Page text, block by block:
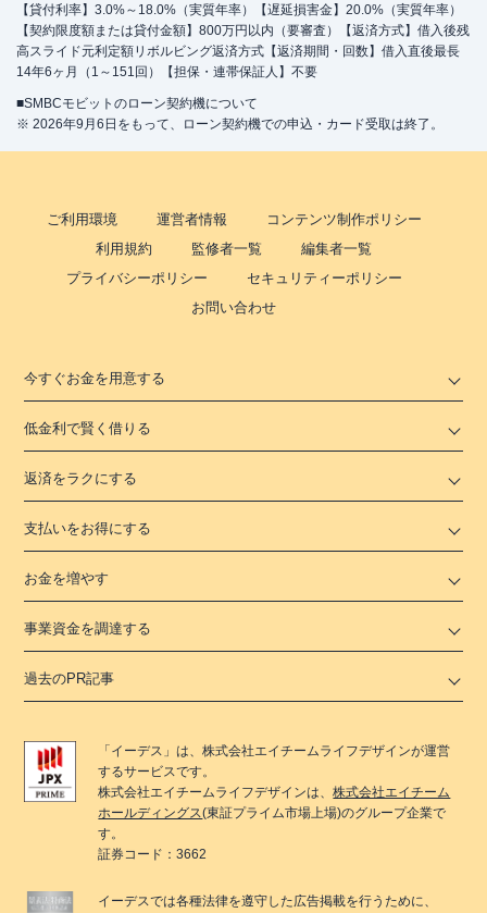
【貸付利率】3.0%～18.0%（実質年率）【遅延損害金】20.0%（実質年率）
【契約限度額または貸付金額】800万円以内（要審査）【返済方式】借入後残
高スライド元利定額リボルビング返済方式【返済期間・回数】借入直後最長
14年6ヶ月（1～151回）【担保・連帯保証人】不要
■SMBCモビットのローン契約機について
※ 2026年9月6日をもって、ローン契約機での申込・カード受取は終了。
ご利用環境 運営者情報
コンテンツ制作ポリシー
利用規約
監修者一覧
編集者一覧
プライバシーポリシー
セキュリティーポリシー
お問い合わせ
今すぐお金を用意する
低金利で賢く借りる
返済をラクにする
支払いをお得にする
お金を増やす
事業資金を調達する
過去のPR記事
「 イーデス 」は、株式会社エイチームライフデザインが運営
するサービスです。
株式会社エイチームライフデザインは、株式会社エイチーム
ホールディングス(東証プライム市場上場)のグループ企業で
す。
証券コード：3662
イーデスでは各種法律を遵守した広告掲載を行うために、